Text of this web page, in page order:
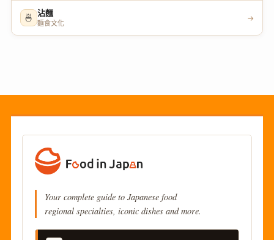
🍜 沾麵
麵食文化
→
Your complete guide to Japanese food
regional specialties, iconic dishes and more.